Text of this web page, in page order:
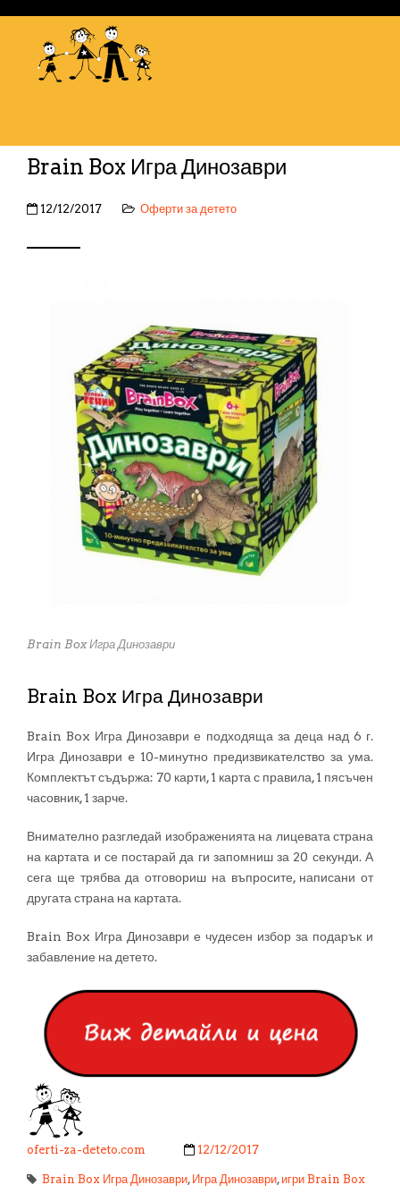
Brain Box Игра Динозаври
12/12/2017 Оферти за детето
Brain Box Игра Динозаври
Brain Box Игра Динозаври
Brain Box Игра Динозаври е подходяща за деца над 6 г.
Игра Динозаври e 10-минутно предизвикателство за ума.
Комплектът съдържа: 70 карти, 1 карта с правила, 1 пясъчен
часовник, 1 зарче.
Внимателно разгледай изображенията на лицевата страна
на картата и се постарай да ги запомниш за 20 секунди. А
сега ще трябва да отговориш на въпросите, написани от
другата страна на картата.
Brain Box Игра Динозаври е чудесен избор за подарък и
забавление на детето.
oferti-za-deteto.com 12/12/2017
Brain Box Игра Динозаври, Игра Динозаври, игри Brain Box